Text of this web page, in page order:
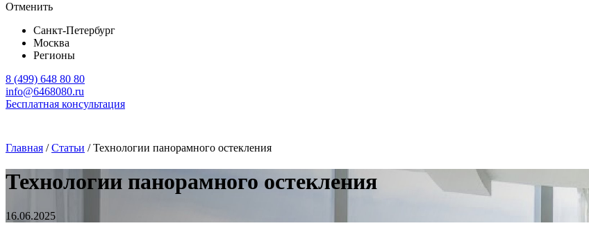
Отменить
Санкт-Петербург
Москва
Регионы
8 (499) 648 80 80
info@6468080.ru
Бесплатная консультация
Главная /Статьи /Технологии панорамного остекления
Технологии панорамного остекления
16.06.2025